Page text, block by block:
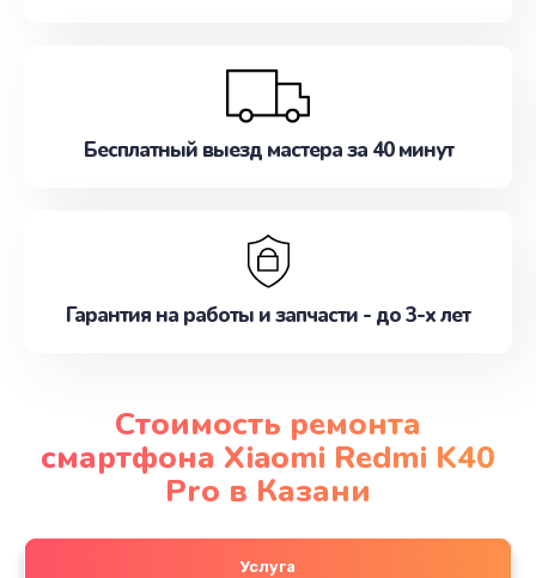
Бесплатный выезд мастера за 40 минут
Гарантия на работы и запчасти - до 3-х лет
Стоимость ремонта
смартфона Xiaomi Redmi K40
Pro в Казани
Услуга